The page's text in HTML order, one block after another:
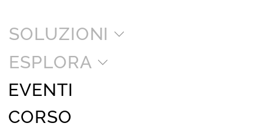
SOLUZIONI
ESPLORA
EVENTI
CORSO